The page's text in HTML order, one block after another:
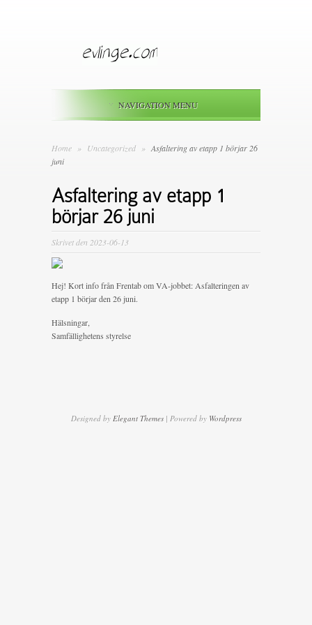
NAVIGATION MENU
Home » Uncategorized » Asfaltering av etapp 1 börjar 26
juni
Asfaltering av etapp 1
börjar 26 juni
Skrivet den 2023-06-13
Hej! Kort info från Frentab om VA-jobbet: Asfalteringen av
etapp 1 börjar den 26 juni.
Hälsningar,
Samfällighetens styrelse
Designed by Elegant Themes| Powered by Wordpress